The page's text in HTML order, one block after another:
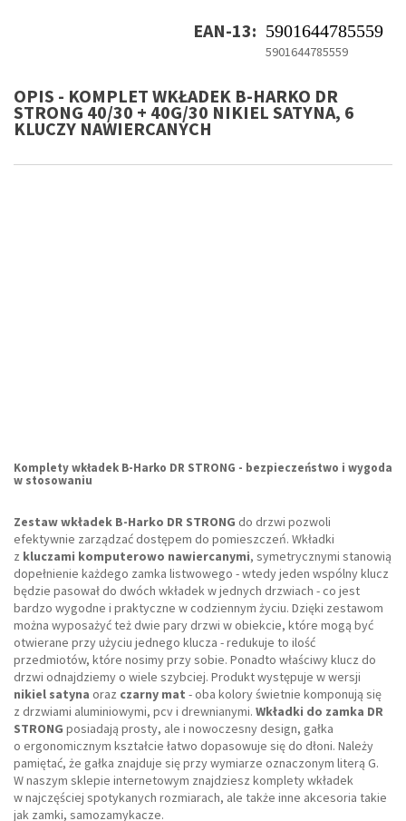
EAN-13: 5901644785559
5901644785559
OPIS - KOMPLET WKŁADEK B-HARKO DR
STRONG 40/30 + 40G/30 NIKIEL SATYNA, 6
KLUCZY NAWIERCANYCH
Komplety wkładek B-Harko DR STRONG - bezpieczeństwo i wygoda
w stosowaniu
Zestaw wkładek B-Harko DR STRONG do drzwi pozwoli
efektywnie zarządzać dostępem do pomieszczeń. Wkładki
z kluczami komputerowo nawiercanymi, symetrycznymi stanowią
dopełnienie każdego zamka listwowego - wtedy jeden wspólny klucz
będzie pasował do dwóch wkładek w jednych drzwiach - co jest
bardzo wygodne i praktyczne w codziennym życiu. Dzięki zestawom
można wyposażyć też dwie pary drzwi w obiekcie, które mogą być
otwierane przy użyciu jednego klucza - redukuje to ilość
przedmiotów, które nosimy przy sobie. Ponadto właściwy klucz do
drzwi odnajdziemy o wiele szybciej. Produkt występuje w wersji
nikiel satyna oraz czarny mat - oba kolory świetnie komponują się
z drzwiami aluminiowymi, pcv i drewnianymi. Wkładki do zamka DR
STRONG posiadają prosty, ale i nowoczesny design, gałka
o ergonomicznym kształcie łatwo dopasowuje się do dłoni. Należy
pamiętać, że gałka znajduje się przy wymiarze oznaczonym literą G.
W naszym sklepie internetowym znajdziesz komplety wkładek
w najczęściej spotykanych rozmiarach, ale także inne akcesoria takie
jak zamki, samozamykacze.